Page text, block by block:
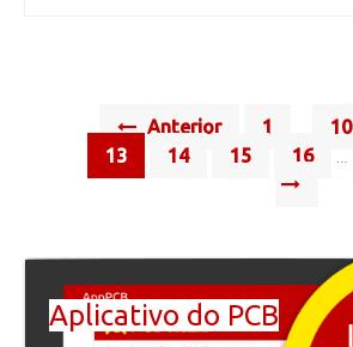
Posts
navigation
Anterior 1 10
13
14 15 16
Aplicativo do PCB